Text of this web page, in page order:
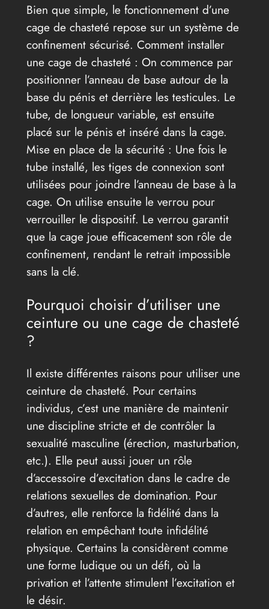
Bien que simple, le fonctionnement d’une
cage de chasteté repose sur un système de
confinement sécurisé. Comment installer
une cage de chasteté : On commence par
positionner l’anneau de base autour de la
base du pénis et derrière les testicules. Le
tube, de longueur variable, est ensuite
placé sur le pénis et inséré dans la cage.
Mise en place de la sécurité : Une fois le
tube installé, les tiges de connexion sont
utilisées pour joindre l’anneau de base à la
cage. On utilise ensuite le verrou pour
verrouiller le dispositif. Le verrou garantit
que la cage joue efficacement son rôle de
confinement, rendant le retrait impossible
sans la clé.
Pourquoi choisir d’utiliser une
ceinture ou une cage de chasteté
?
Il existe différentes raisons pour utiliser une
ceinture de chasteté. Pour certains
individus, c’est une manière de maintenir
une discipline stricte et de contrôler la
sexualité masculine (érection, masturbation,
etc.). Elle peut aussi jouer un rôle
d’accessoire d’excitation dans le cadre de
relations sexuelles de domination. Pour
d’autres, elle renforce la fidélité dans la
relation en empêchant toute infidélité
physique. Certains la considèrent comme
une forme ludique ou un défi, où la
privation et l’attente stimulent l’excitation et
le désir.